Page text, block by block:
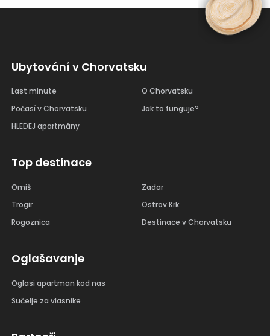
Ubytování v Chorvatsku
Last minute
Počasí v Chorvatsku
HLEDEJ apartmány
O Chorvatsku
Jak to funguje?
Top destinace
Omiš
Trogir
Rogoznica
Zadar
Ostrov Krk
Destinace v Chorvatsku
Oglašavanje
Oglasi apartman kod nas
Sučelje za vlasnike